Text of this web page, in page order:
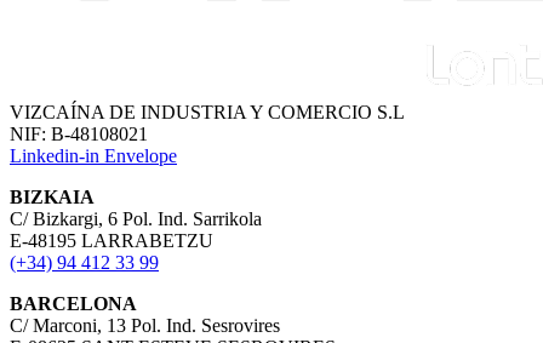
VIZCAÍNA DE INDUSTRIA Y COMERCIO S.L
NIF: B-48108021
Linkedin-in Envelope
BIZKAIA
C/ Bizkargi, 6 Pol. Ind. Sarrikola
E-48195 LARRABETZU
(+34) 94 412 33 99
BARCELONA
C/ Marconi, 13 Pol. Ind. Sesrovires